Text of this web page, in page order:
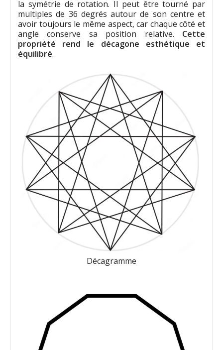
la symétrie de rotation. Il peut être tourné par
multiples de 36 degrés autour de son centre et
avoir toujours le même aspect, car chaque côté et
angle conserve sa position relative. Cette
propriété rend le décagone esthétique et
équilibré.
Décagramme